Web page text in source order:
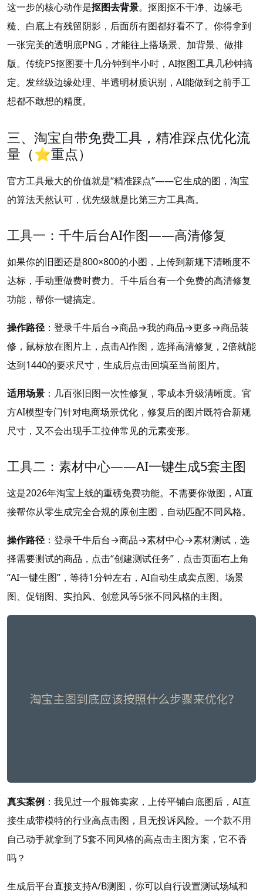
这一步的核心动作是抠图去背景。抠图抠不干净、边缘毛
糙、白底上有残留阴影，后面所有图都好看不了。你得拿到
一张完美的透明底PNG，才能往上搭场景、加背景、做排
版。传统PS抠图要十几分钟到半小时，AI抠图工具几秒钟搞
定。发丝级边缘处理、半透明材质识别，AI能做到之前手工
想都不敢想的精度。
三、淘宝自带免费工具，精准踩点优化流
量（⭐重点）
官方工具最大的价值就是“精准踩点”——它生成的图，淘宝
的算法天然认可，优先级就是比第三方工具高。
工具一：千牛后台AI作图——高清修复
如果你的旧图还是800×800的小图，上传到新规下清晰度不
达标，手动重做费时费力。千牛后台有一个免费的高清修复
功能，帮你一键搞定。
操作路径：登录千牛后台→商品→我的商品→更多→商品装
修，鼠标放在图片上，点击AI作图，选择高清修复，2倍就能
达到1440的要求尺寸，生成后点击回填至当前图片。
适用场景 ：几百张旧图一次性修复，零成本升级清晰度。官
方AI模型专门针对电商场景优化，修复后的图片既符合新规
尺寸，又不会出现手工拉伸常见的元素变形。
工具二：素材中心——AI一键生成5套主图
这是2026年淘宝上线的重磅免费功能。不需要你做图，AI直
接帮你从零生成完全合规的原创主图，自动匹配不同风格。
操作路径：登录千牛后台→商品→素材中心→素材测试，选
择需要测试的商品，点击“创建测试任务”，点击页面右上角
“AI一键生图”，等待1分钟左右，AI自动生成卖点图、场景
图、促销图、实拍风、创意风等5张不同风格的主图。
真实案例 ：我见过一个服饰卖家，上传平铺白底图后，AI直
接生成带模特的行业高点击图，且无投诉风险。一个款不用
自己动手就拿到了5套不同风格的高点击主图方案，它不香
吗？
生成后平台直接支持A/B测图，你可以自行设置测试场域和